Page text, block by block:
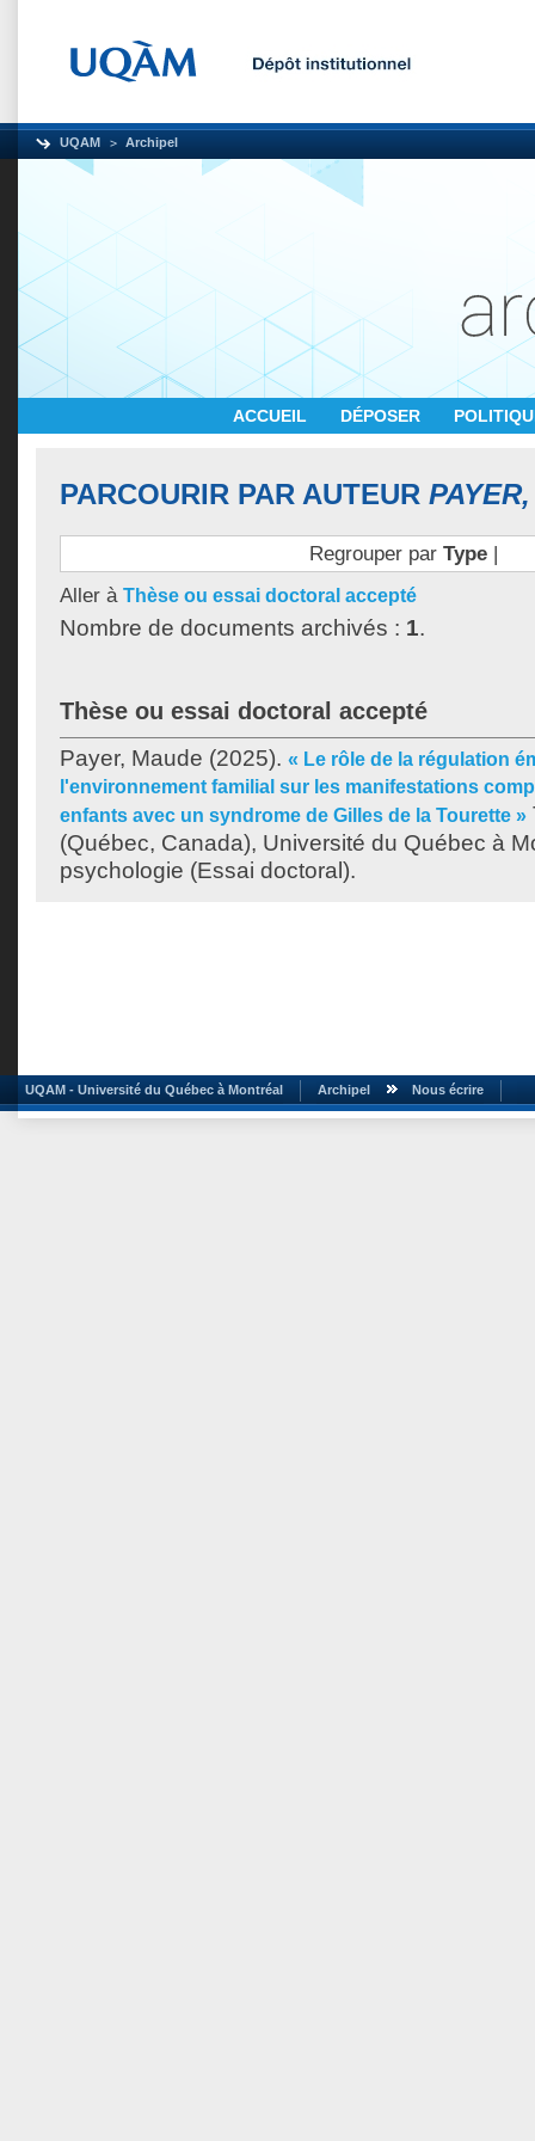
UQAM Archipel
ACCUEIL DÉPOSER
PARCOURIR PAR AUTEUR
Regrouper par Type|
Aller à Thèse ou essai doctoral accepté
Nombre de documents archivés : 1.
Thèse ou essai doctoral accepté
Payer, Maude (2025). « Le rôle de la régulation
l'environnement familial sur les manifestations
enfants avec un syndrome de Gilles de la Tourette »
(Québec, Canada), Université du Québec à
psychologie (Essai doctoral).
UQAM - Université du Québec à Montréal Archipel Nous écrire